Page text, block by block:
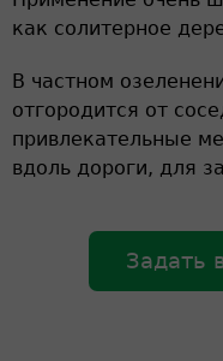
как солитерное
В частном
отгородится от
привлекательные
вдоль дороги, для
Задать